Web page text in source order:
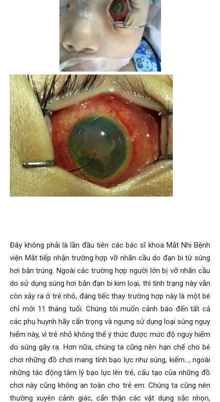
Đây không phải là lần đầu tiên các bác sĩ khoa Mắt Nhi Bệnh
viện Mắt tiếp nhận trường hợp vỡ nhãn cầu do đạn bi từ súng
hơi bắn trúng. Ngoài các trường hợp người lớn bị vỡ nhãn cầu
do sử dụng súng hơi bắn đạn bi kim loại, thì tình trạng này vẫn
còn xảy ra ở trẻ nhỏ, đáng tiếc thay trường hợp này là một bé
chỉ mới 11 tháng tuổi. Chúng tôi muốn cảnh báo đến tất cả
các phụ huynh hãy cẩn trọng và ngưng sử dụng loại súng nguy
hiểm này, vì trẻ nhỏ không thể ý thức được mức độ nguy hiểm
do súng gây ra. Hơn nữa, chúng ta cũng nên hạn chế cho bé
chơi những đồ chơi mang tính bạo lực như súng, kiếm…, ngoài
những tác động tâm lý bạo lực lên trẻ, cấu tạo của những đồ
chơi này cũng không an toàn cho trẻ em. Chúng ta cũng nên
thường xuyên cảnh giác, cẩn thận các vật dụng sắc nhọn,